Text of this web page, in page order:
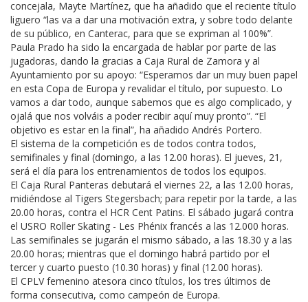
concejala, Mayte Martínez, que ha añadido que el reciente título
liguero “las va a dar una motivación extra, y sobre todo delante
de su público, en Canterac, para que se expriman al 100%”.
Paula Prado ha sido la encargada de hablar por parte de las
jugadoras, dando la gracias a Caja Rural de Zamora y al
Ayuntamiento por su apoyo: “Esperamos dar un muy buen papel
en esta Copa de Europa y revalidar el título, por supuesto. Lo
vamos a dar todo, aunque sabemos que es algo complicado, y
ojalá que nos volváis a poder recibir aquí muy pronto”. “El
objetivo es estar en la final”, ha añadido Andrés Portero.
El sistema de la competición es de todos contra todos,
semifinales y final (domingo, a las 12.00 horas). El jueves, 21,
será el día para los entrenamientos de todos los equipos.
El Caja Rural Panteras debutará el viernes 22, a las 12.00 horas,
midiéndose al Tigers Stegersbach; para repetir por la tarde, a las
20.00 horas, contra el HCR Cent Patins. El sábado jugará contra
el USRO Roller Skating - Les Phénix francés a las 12.000 horas.
Las semifinales se jugarán el mismo sábado, a las 18.30 y a las
20.00 horas; mientras que el domingo habrá partido por el
tercer y cuarto puesto (10.30 horas) y final (12.00 horas).
El CPLV femenino atesora cinco títulos, los tres últimos de
forma consecutiva, como campeón de Europa.